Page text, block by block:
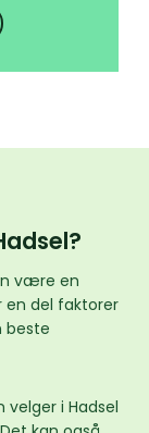
være en
en del faktorer
beste
i Hadsel